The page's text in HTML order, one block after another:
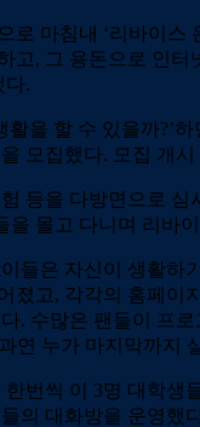
마침내 ‘리바이
고, 그 용돈으로 인
다.
을 할 수 있을까?’
모집했다. 모집 개
등을 다방면으로
몰고 다니며 리바
들은 자신이 생활
졌고, 각각의 홈페
. 수많은 팬들이 프
연 누가 마지막까지
번씩 이 3명 대학
의 대화방을 운영